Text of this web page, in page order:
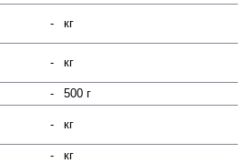
- кг
- кг
-
500 г
- кг
-
кг